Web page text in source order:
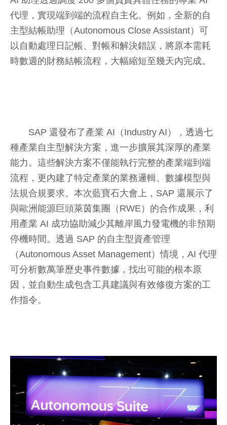
代理，實現端到端的流程自主化。例如，全新的自
主型結帳助理（Autonomous Close Assistant）可
以自動處理日記帳、對帳和解決錯誤，將原本需耗
時數週的財務結帳流程，大幅縮短至幾天內完成。
SAP 還發布了產業 AI（Industry AI），透過七
種產業自主型解決方案，進一步擴展其深厚的產業
能力。這些解決方案不僅能執行完整的產業端到端
流程，更內建了特定產業的業務邏輯、數據模型與
法規合規要求。本次藍寶石大會上，SAP 還展示了
與歐洲能源巨頭萊茵集團（RWE）的合作成果，利
用產業 AI 成功協助減少其離岸風力發電機的非預期
停機時間。透過 SAP 的自主型資產管理
（Autonomous Asset Management）情境，AI 代理
可分析數萬筆歷史事件數據，找出可能的根本原
因，並自動生成包含工具建議與有效修復方案的工
作指令。